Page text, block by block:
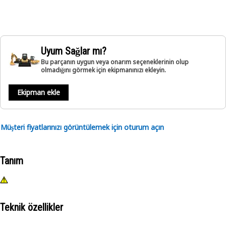
Uyum Sağlar mı?
Bu parçanın uygun veya onarım seçeneklerinin olup
olmadığını görmek için ekipmanınızı ekleyin.
Ekipman ekle
Müşteri fiyatlarınızı görüntülemek için oturum açın
Tanım
Teknik özellikler